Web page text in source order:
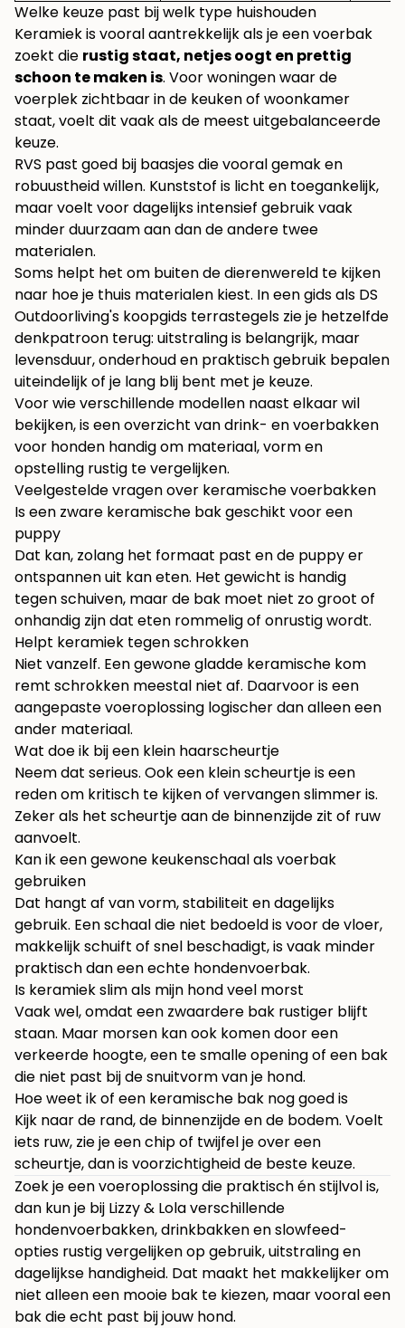
Welke keuze past bij welk type huishouden
Keramiek is vooral aantrekkelijk als je een voerbak
zoekt die rustig staat, netjes oogt en prettig
schoon te maken is. Voor woningen waar de
voerplek zichtbaar in de keuken of woonkamer
staat, voelt dit vaak als de meest uitgebalanceerde
keuze.
RVS past goed bij baasjes die vooral gemak en
robuustheid willen. Kunststof is licht en toegankelijk,
maar voelt voor dagelijks intensief gebruik vaak
minder duurzaam aan dan de andere twee
materialen.
Soms helpt het om buiten de dierenwereld te kijken
naar hoe je thuis materialen kiest. In een gids als DS
Outdoorliving's koopgids terrastegels zie je hetzelfde
denkpatroon terug: uitstraling is belangrijk, maar
levensduur, onderhoud en praktisch gebruik bepalen
uiteindelijk of je lang blij bent met je keuze.
Voor wie verschillende modellen naast elkaar wil
bekijken, is een overzicht vandrink- en voerbakken
voor honden handig om materiaal, vorm en
opstelling rustig te vergelijken.
Veelgestelde vragen over keramische voerbakken
Is een zware keramische bak geschikt voor een
puppy
Dat kan, zolang het formaat past en de puppy er
ontspannen uit kan eten. Het gewicht is handig
tegen schuiven, maar de bak moet niet zo groot of
onhandig zijn dat eten rommelig of onrustig wordt.
Helpt keramiek tegen schrokken
Niet vanzelf. Een gewone gladde keramische kom
remt schrokken meestal niet af. Daarvoor is een
aangepaste voeroplossing logischer dan alleen een
ander materiaal.
Wat doe ik bij een klein haarscheurtje
Neem dat serieus. Ook een klein scheurtje is een
reden om kritisch te kijken of vervangen slimmer is.
Zeker als het scheurtje aan de binnenzijde zit of ruw
aanvoelt.
Kan ik een gewone keukenschaal als voerbak
gebruiken
Dat hangt af van vorm, stabiliteit en dagelijks
gebruik. Een schaal die niet bedoeld is voor de vloer,
makkelijk schuift of snel beschadigt, is vaak minder
praktisch dan een echte hondenvoerbak.
Is keramiek slim als mijn hond veel morst
Vaak wel, omdat een zwaardere bak rustiger blijft
staan. Maar morsen kan ook komen door een
verkeerde hoogte, een te smalle opening of een bak
die niet past bij de snuitvorm van je hond.
Hoe weet ik of een keramische bak nog goed is
Kijk naar de rand, de binnenzijde en de bodem. Voelt
iets ruw, zie je een chip of twijfel je over een
scheurtje, dan is voorzichtigheid de beste keuze.
Zoek je een voeroplossing die praktisch én stijlvol is,
dan kun je bij Lizzy & Lolaverschillende
hondenvoerbakken, drinkbakken en slowfeed-
opties rustig vergelijken op gebruik, uitstraling en
dagelijkse handigheid. Dat maakt het makkelijker om
niet alleen een mooie bak te kiezen, maar vooral een
bak die echt past bij jouw hond.